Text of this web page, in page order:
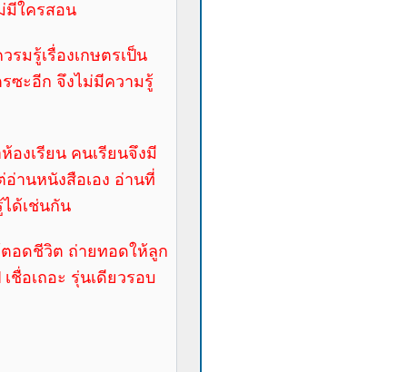
มีใครสอน
มรู้เรื่องเกษตรเป็น
ซะอีก จึงไม่มีความรู้
งเรียน คนเรียนจึงมี
านหนังสือเอง อ่านที่
ด้เช่นกัน
ตอดชีวิต ถ่ายทอดให้ลูก
ชื่อเถอะ รุ่นเดียวรอบ